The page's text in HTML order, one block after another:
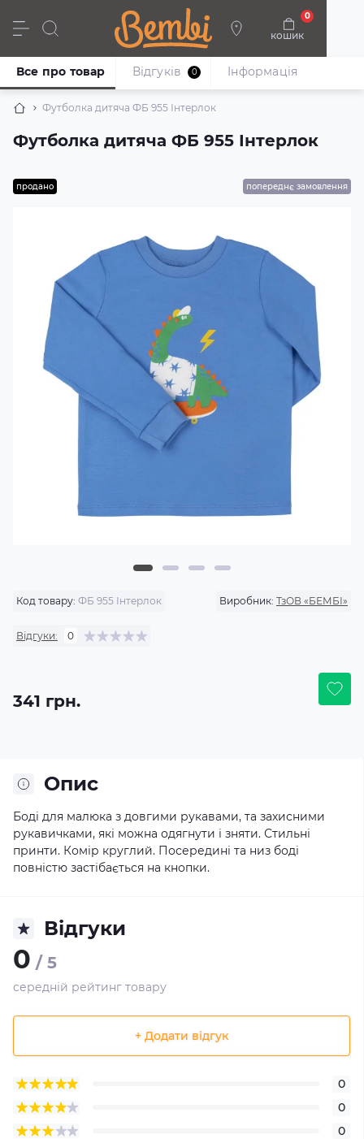
кошик
0
Дівчата Хлопці Немовлята Взуття
Футболка дитяча ФБ 955 Інтерлок
Футболка дитяча ФБ 955 Інтерлок
Все про товар Відгуків 0 Iнформація
продано попереднє замовлення
Код товару: ФБ 955 Інтерлок Виробник: ТзОВ «БЕМБІ»
Відгуки: 0
341 грн.
Опис
Боді для малюка з довгими рукавами, та захисними
рукавичками, які можна одягнути і зняти. Стильні
принти. Комір круглий. Посередині та низ боді
повністю застібається на кнопки.
Відгуки
0 / 5
середній рейтинг товару
+ Додати відгук
0
0
0